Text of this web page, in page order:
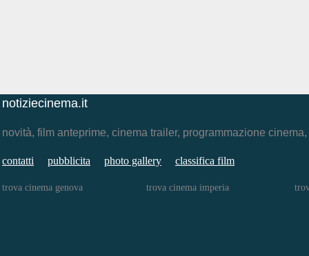
notiziecinema.it
novità, film anteprime, cinema trailer, programmazione
contatti pubblicita photo gallery classifica film
trova cinema genova trova cinema imperia